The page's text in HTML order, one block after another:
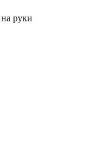
на руки